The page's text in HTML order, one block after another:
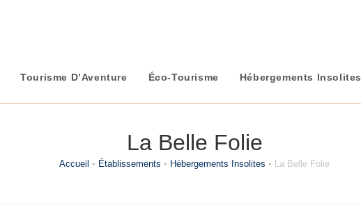
Tourisme D’Aventure Éco-Tourisme Hébergements Insolites
La Belle Folie
Accueil • Établissements • Hébergements Insolites • La Belle Folie